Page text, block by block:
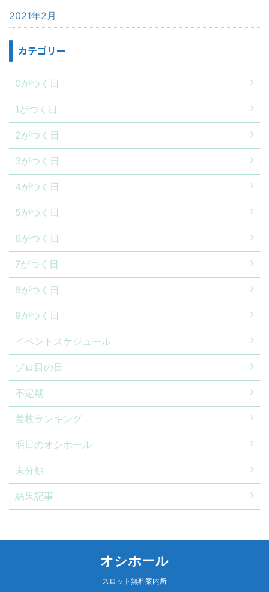
2021年2月
カテゴリー
0がつく日
1がつく日
2がつく日
3がつく日
4がつく日
5がつく日
6がつく日
7がつく日
8がつく日
9がつく日
イベントスケジュール
ゾロ目の日
不定期
差枚ランキング
明日のオシホール
未分類
結果記事
オシホール
スロット無料案内所